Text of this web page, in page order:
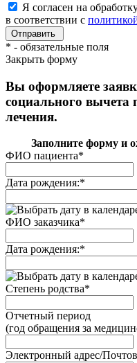
Я согласен на
в соответствии с
* - обязательные поля
Закрыть форму
Вы оформляете
социального вычета
лечения.
Заполните форму и
ФИО пациента*
Дата рождения:*
ФИО заказчика*
Дата рождения:*
Степень родства*
Отчетный период
(год обращения за
Электронный адрес/